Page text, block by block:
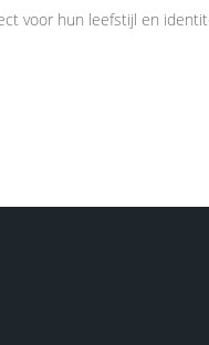
voor hun leefstijl en